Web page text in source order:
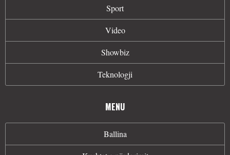
Sport
Video
Showbiz
Teknologji
MENU
Ballina